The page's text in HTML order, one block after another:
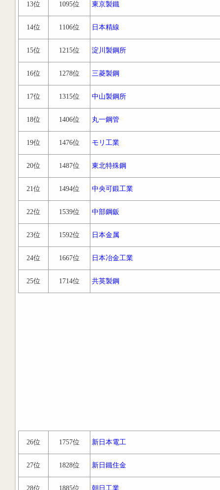
13位 1095位 東京製鐵
14位 1106位 日本精線
15位 1215位 淀川製鋼所
16位 1278位 三菱製鋼
17位 1315位 中山製鋼所
18位 1406位 丸一鋼管
19位 1476位 モリ工業
20位 1487位 東北特殊鋼
21位 1494位 中央可鍛工業
22位 1539位 中部鋼鈑
23位 1592位 日本金属
24位 1667位 日本冶金工業
25位 1714位 共英製鋼
26位 1757位 新日本電工
27位 1828位 新日鐵住金
28位 1885位 朝日工業